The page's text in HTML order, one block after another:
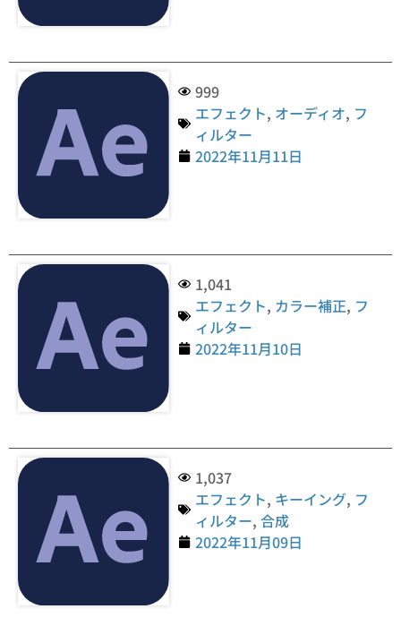
999
エフェクト, オーディオ, フ
ィルター
2022年11月11日
1,041
エフェクト, カラー補正, フ
ィルター
2022年11月10日
1,037
エフェクト, キーイング, フ
ィルター,合成
2022年11月09日